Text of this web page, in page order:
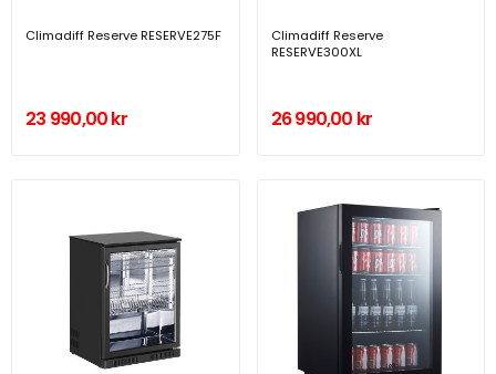
Climadiff Reserve RESERVE275F
23 990,00 kr
Climadiff Reserve
RESERVE300XL
26 990,00 kr